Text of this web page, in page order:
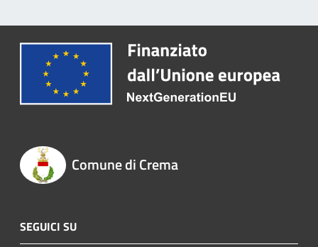
Comune di Crema
SEGUICI SU